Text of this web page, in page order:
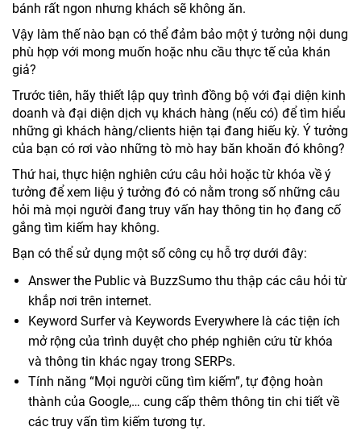
bánh rất ngon nhưng khách sẽ không ăn.
Vậy làm thế nào bạn có thể đảm bảo một ý tưởng nội dung
phù hợp với mong muốn hoặc nhu cầu thực tế của khán
giả?
Trước tiên, hãy thiết lập quy trình đồng bộ với đại diện kinh
doanh và đại diện dịch vụ khách hàng (nếu có) để tìm hiểu
những gì khách hàng/clients hiện tại đang hiếu kỳ. Ý tưởng
của bạn có rơi vào những tò mò hay băn khoăn đó không?
Thứ hai, thực hiện nghiên cứu câu hỏi hoặc từ khóa về ý
tưởng để xem liệu ý tưởng đó có nằm trong số những câu
hỏi mà mọi người đang truy vấn hay thông tin họ đang cố
gắng tìm kiếm hay không.
Bạn có thể sử dụng một số công cụ hỗ trợ dưới đây:
Answer the Public và BuzzSumo thu thập các câu hỏi từ
khắp nơi trên internet.
Keyword Surfer và Keywords Everywhere là các tiện ích
mở rộng của trình duyệt cho phép nghiên cứu từ khóa
và thông tin khác ngay trong SERPs.
Tính năng “Mọi người cũng tìm kiếm”, tự động hoàn
thành của Google,… cung cấp thêm thông tin chi tiết về
các truy vấn tìm kiếm tương tự.